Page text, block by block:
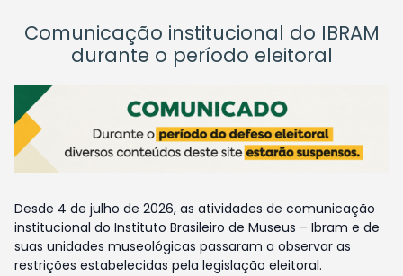
Comunicação institucional do IBRAM
durante o período eleitoral
Desde 4 de julho de 2026, as atividades de comunicação
institucional do Instituto Brasileiro de Museus – Ibram e de
suas unidades museológicas passaram a observar as
restrições estabelecidas pela legislação eleitoral.